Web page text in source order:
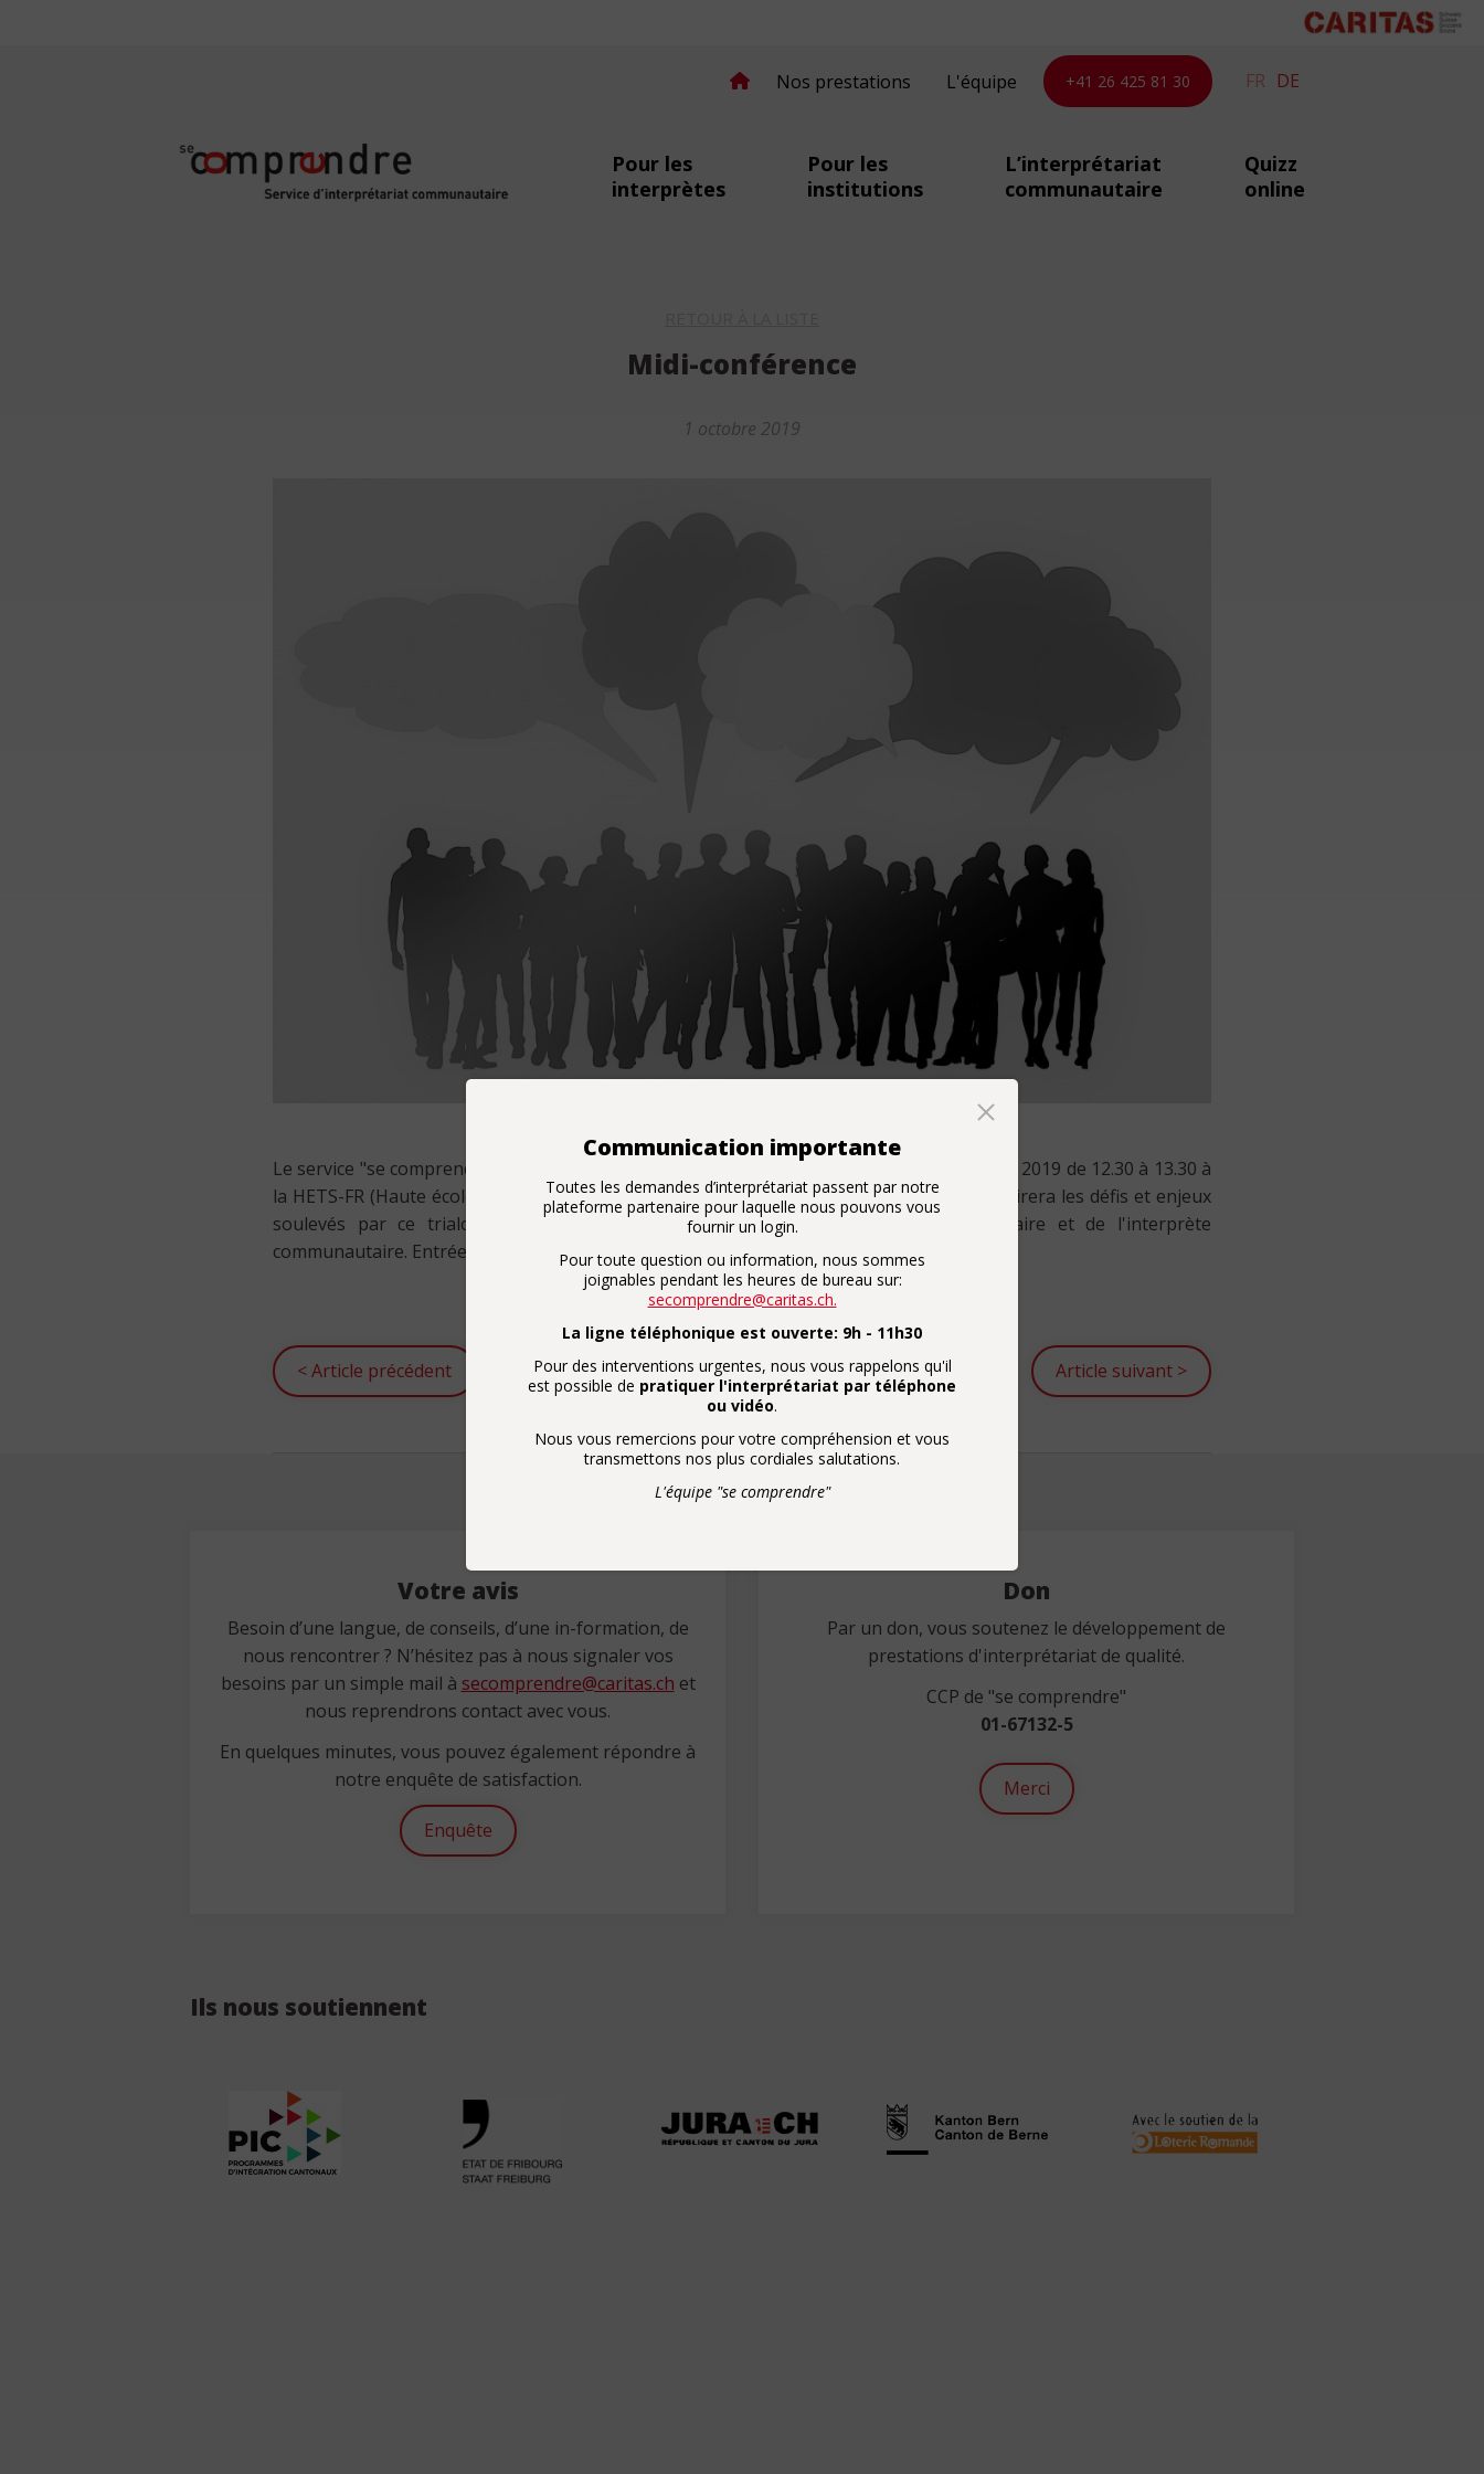
Communication importante
Toutes les demandes d’interprétariat passent par notre
plateforme partenaire pour laquelle nous pouvons vous
fournir un login.
Pour toute question ou information, nous sommes
joignables pendant les heures de bureau sur:
secomprendre@caritas.ch.
La ligne téléphonique est ouverte: 9h - 11h30
Pour des interventions urgentes, nous vous rappelons qu'il
est possible de pratiquer l'interprétariat par téléphone
ou vidéo.
Nous vous remercions pour votre compréhension et vous
transmettons nos plus cordiales salutations.
L'équipe "se comprendre"
Nos prestations L'équipe +41 26 425 81 30 FR DE
Pour les
interprètes
Pour les
institutions
L’interprétariat
communautaire
Quizz
online
Midi-conférence
1 octobre 2019
Le service "se comprendre" présentera l'interprétariat communautaire le jeudi 10 octobre 2019 de 12.30 à 13.30 à
la HETS-FR (Haute école de travail social Fribourg - salle 3.09). Cette midi-conférence éclairera les défis et enjeux
soulevés par ce trialogue formé du professionnel-le en travail social, du bénéficiaire et de l'interprète
communautaire. Entrée libre.
<Article précédent Article suivant >
Votre avis
Besoin d’une langue, de conseils, d’une in-formation, de
nous rencontrer ? N’hésitez pas à nous signaler vos
besoins par un simple mail à secomprendre@caritas.ch et
nous reprendrons contact avec vous.
En quelques minutes, vous pouvez également répondre à
notre enquête de satisfaction.
Enquête
Don
Par un don, vous soutenez le développement de
prestations d'interprétariat de qualité.
CCP de "se comprendre"
01-67132-5
Merci
Ils nous soutiennent